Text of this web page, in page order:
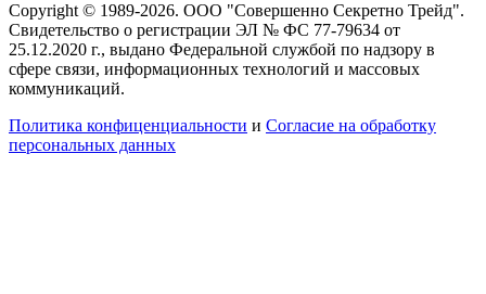
Copyright © 1989-2026. ООО "Совершенно Секретно Трейд".
Свидетельство о регистрации ЭЛ № ФС 77-79634 от
25.12.2020 г., выдано Федеральной службой по надзору в
сфере связи, информационных технологий и массовых
коммуникаций.
Политика конфиценциальности и Согласие на обработку
персональных данных